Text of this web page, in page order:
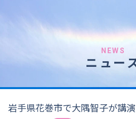
NEWS
ニュー
岩手県花巻市で大隅智子が講演